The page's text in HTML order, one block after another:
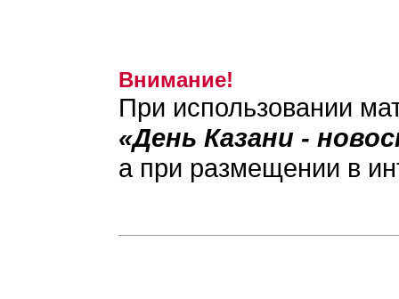
Внимание!
При использовании
«День Казани -
а при размещении в